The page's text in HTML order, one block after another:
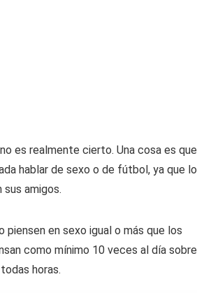
es realmente cierto. Una cosa es que
hablar de sexo o de fútbol, ya que lo
amigos.
en sexo igual o más que los
como mínimo 10 veces al día sobre
horas.